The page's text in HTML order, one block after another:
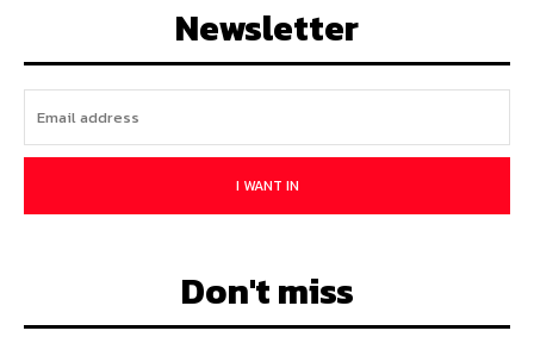
Newsletter
I WANT IN
Don't miss